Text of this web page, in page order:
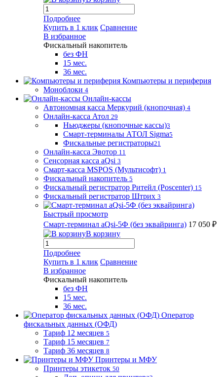
Подробнее
Купить в 1 клик Сравнение
В избранное
Фискальный накопитель
без ФН
15 мес.
36 мес.
Компьютеры и периферия
Моноблоки 4
Онлайн-кассы
Автономная касса Меркурий (кнопочная) 4
Онлайн-касса Атол 29
Ньюджеры (кнопочные кассы)3
Смарт-терминалы АТОЛ Sigma5
Фискальные регистраторы21
Онлайн-касса Эвотор 11
Сенсорная касса aQsi 3
Смарт-касса MSPOS (Мультисофт) 1
Фискальный накопитель 5
Фискальный регистратор Ритейл (Poscenter) 15
Фискальный регистратор Штрих 3
Быстрый просмотр
Смарт-терминал aQsi-5Ф (без эквайринга) 17 050 ₽
В корзину
Подробнее
Купить в 1 клик Сравнение
В избранное
Фискальный накопитель
без ФН
15 мес.
36 мес.
Оператор
фискальных данных (ОФД)
Тариф 12 месяцев 5
Тариф 15 месяцев 7
Тариф 36 месяцев 8
Принтеры и МФУ
Принтеры этикеток 50